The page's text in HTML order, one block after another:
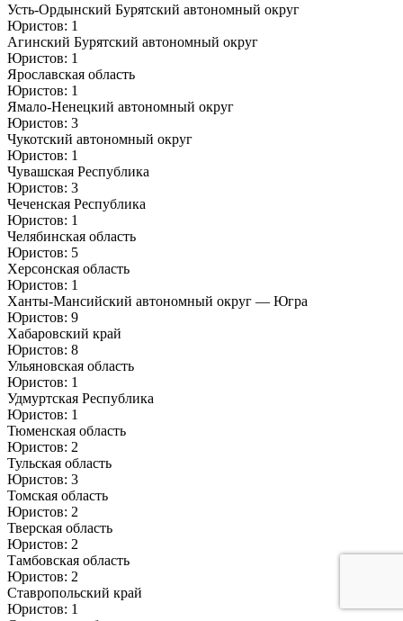
Усть-Ордынский Бурятский автономный округ
Юристов: 1
Агинский Бурятский автономный округ
Юристов: 1
Ярославская область
Юристов: 1
Ямало-Ненецкий автономный округ
Юристов: 3
Чукотский автономный округ
Юристов: 1
Чувашская Республика
Юристов: 3
Чеченская Республика
Юристов: 1
Челябинская область
Юристов: 5
Херсонская область
Юристов: 1
Ханты-Мансийский автономный округ — Югра
Юристов: 9
Хабаровский край
Юристов: 8
Ульяновская область
Юристов: 1
Удмуртская Республика
Юристов: 1
Тюменская область
Юристов: 2
Тульская область
Юристов: 3
Томская область
Юристов: 2
Тверская область
Юристов: 2
Тамбовская область
Юристов: 2
Ставропольский край
Юристов: 1